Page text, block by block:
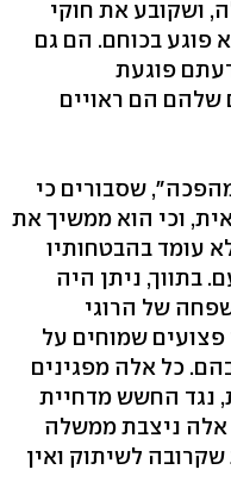
ושקובע את חוקי
פוגע בכוחם. הם גם
פוגעת
שלהם הם ראויים
שסבורים כי
וכי הוא ממשיך את
עומד בהבטחותיו
בתווך, ניתן היה
של הרוגי
פצועים שמוחים על
כל אלה מפגינים
נגד החשש מדחיית
אלה ניצבת ממשלה
לשיתוק ואין